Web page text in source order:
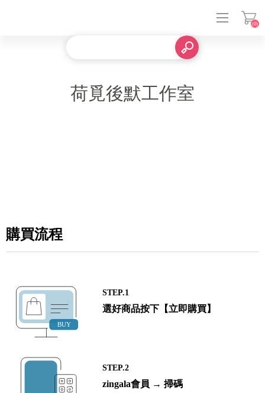
(0)
荷覓後默工作室
購買流程
STEP.1
選好商品按下【立即購買】
STEP.2
zingala會員 → 掃碼